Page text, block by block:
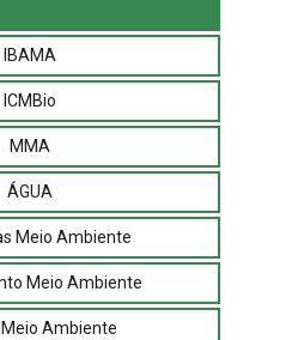
IBAMA
ICMBio
MMA
ÁGUA
Meio Ambiente
Meio Ambiente
Ambiente